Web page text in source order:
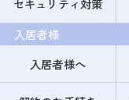
セキュリティ対策
入居者様
入居者様へ